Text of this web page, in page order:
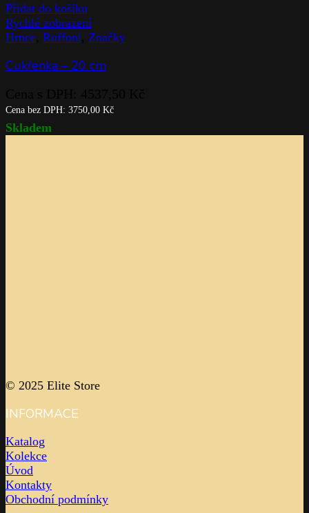
Přidat do košíku
Rychlé zobrazení
Hrnce Ruffoni Značky
Cukřenka – 20 cm
Cena bez DPH: 3750,00 Kč
Skladem
© 2025 Elite Store
INFORMACE
Katalog
Kolekce
Úvod
Kontakty
Obchodní podmínky